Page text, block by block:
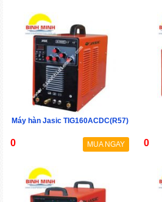
Máy hàn Jasic TIG160ACDC(R57)
0 MUA NGAY 0